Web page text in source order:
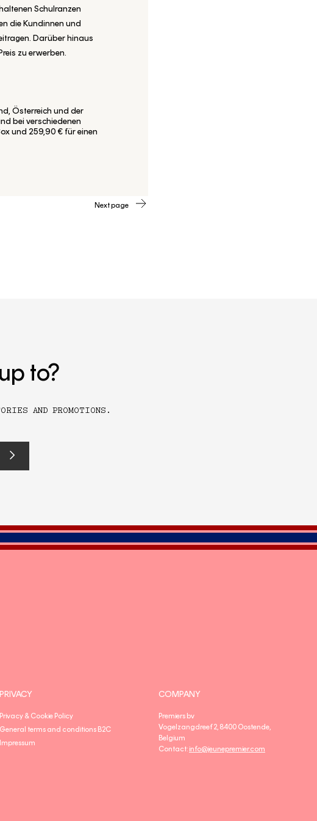
Schulranzen
die Kundinnen und
Darüber hinaus
zu erwerben.
Österreich und der
bei verschiedenen
und 259,90 € für einen
Next page
to?
AND PROMOTIONS.
submit
form
PRIVACY
Privacy & Cookie Policy
General terms and conditions B2C
Impressum
COMPANY
Premiers bv
Vogelzangdreef 2, 8400 Oostende,
Belgium
Contact: info@jeunepremier.com